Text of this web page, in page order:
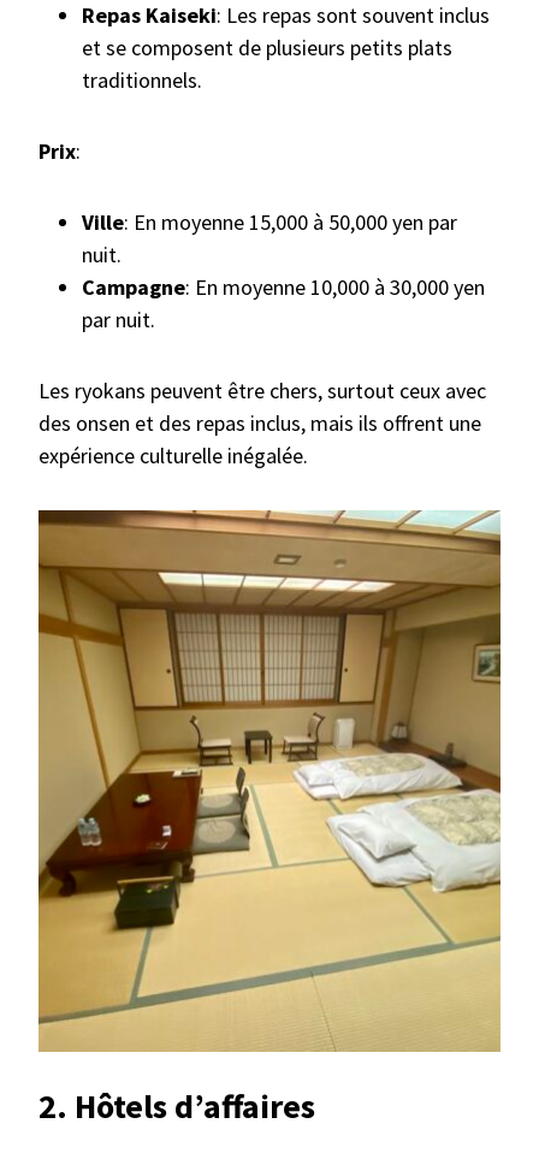
Repas Kaiseki: Les repas sont souvent inclus
et se composent de plusieurs petits plats
traditionnels.
Prix:
Ville: En moyenne 15,000 à 50,000 yen par
nuit.
Campagne: En moyenne 10,000 à 30,000 yen
par nuit.
Les ryokans peuvent être chers, surtout ceux avec
des onsen et des repas inclus, mais ils offrent une
expérience culturelle inégalée.
2. Hôtels d’affaires